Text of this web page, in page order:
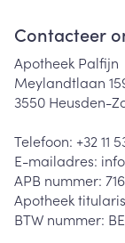
Contacteer
Apotheek Palfijn
Meylandtlaan
3550 Heusden-
Telefoon: +32 11
E-mailadres:
APB nummer:
Apotheek
BTW nummer: